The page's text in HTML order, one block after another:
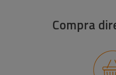
Compra